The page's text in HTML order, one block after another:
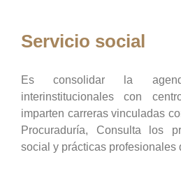
Servicio social
Es consolidar la
interinstitucionales con
imparten carreras vinculadas
Procuraduría, Consulta los
social y prácticas profesionales